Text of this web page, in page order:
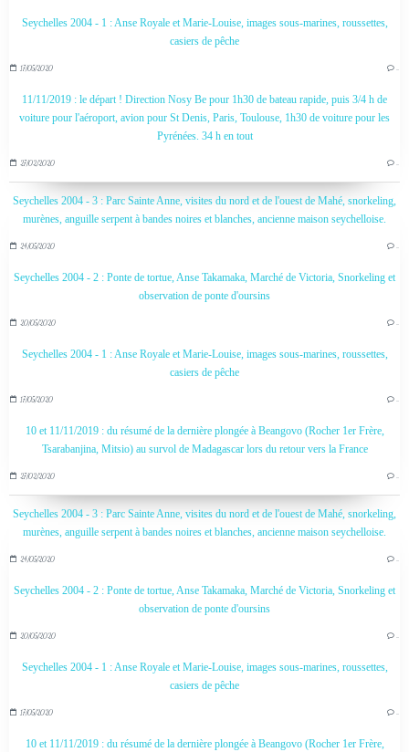
Seychelles 2004 - 1 : Anse Royale et Marie-Louise, images sous-marines, roussettes,
casiers de pêche
17/05/2020 …
11/11/2019 : le départ ! Direction Nosy Be pour 1h30 de bateau rapide, puis 3/4 h de
voiture pour l'aéroport, avion pour St Denis, Paris, Toulouse, 1h30 de voiture pour les
Pyrénées. 34 h en tout
27/02/2020 …
Seychelles 2004 - 3 : Parc Sainte Anne, visites du nord et de l'ouest de Mahé, snorkeling,
murènes, anguille serpent à bandes noires et blanches, ancienne maison seychelloise.
24/05/2020 …
Seychelles 2004 - 2 : Ponte de tortue, Anse Takamaka, Marché de Victoria, Snorkeling et
observation de ponte d'oursins
20/05/2020 …
Seychelles 2004 - 1 : Anse Royale et Marie-Louise, images sous-marines, roussettes,
casiers de pêche
17/05/2020 …
10 et 11/11/2019 : du résumé de la dernière plongée à Beangovo (Rocher 1er Frère,
Tsarabanjina, Mitsio) au survol de Madagascar lors du retour vers la France
27/02/2020 …
Seychelles 2004 - 3 : Parc Sainte Anne, visites du nord et de l'ouest de Mahé, snorkeling,
murènes, anguille serpent à bandes noires et blanches, ancienne maison seychelloise.
24/05/2020 …
Seychelles 2004 - 2 : Ponte de tortue, Anse Takamaka, Marché de Victoria, Snorkeling et
observation de ponte d'oursins
20/05/2020 …
Seychelles 2004 - 1 : Anse Royale et Marie-Louise, images sous-marines, roussettes,
casiers de pêche
17/05/2020 …
10 et 11/11/2019 : du résumé de la dernière plongée à Beangovo (Rocher 1er Frère,